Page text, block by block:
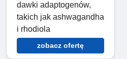
dawki adaptogenów,
takich jak ashwagandha
i rhodiola
zobacz ofertę